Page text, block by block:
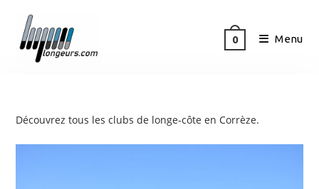
0 Menu
Découvrez tous les clubs de longe-côte en Corrèze.